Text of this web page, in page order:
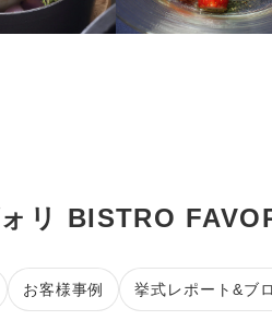
リ BISTRO
お客様事例 挙式レポート&ブ